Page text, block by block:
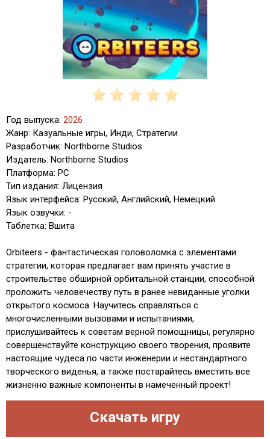
Год выпуска: 2026
Жанр: Казуальные игры, Инди, Стратегии
Разработчик: Northborne Studios
Издатель: Northborne Studios
Платформа: PC
Тип издания: Лицензия
Язык интерфейса: Русский, Английский, Немецкий
Язык озвучки: -
Таблетка: Вшита
Orbiteers - фантастическая головоломка с элементами
стратегии, которая предлагает вам принять участие в
строительстве обширной орбитальной станции, способной
проложить человечеству путь в ранее невиданные уголки
открытого космоса. Научитесь справляться с
многочисленными вызовами и испытаниями,
прислушивайтесь к советам верной помощницы, регулярно
совершенствуйте конструкцию своего творения, проявите
настоящие чудеса по части инженерии и нестандартного
творческого виденья, а также постарайтесь вместить все
жизненно важные компоненты в намеченный проект!
Скачать игру